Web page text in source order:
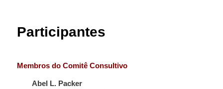
Participantes
Membros do Comitê Consultivo
Abel L. Packer